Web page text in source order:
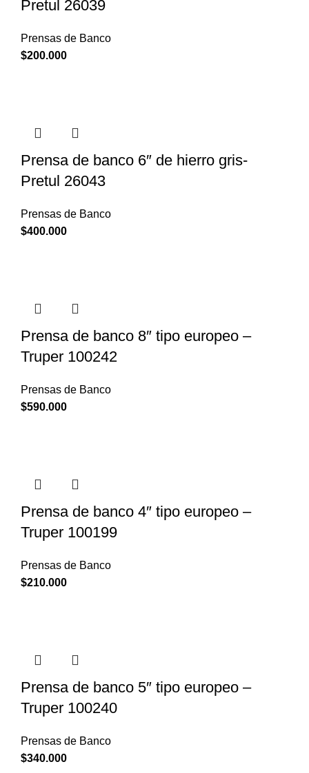
Pretul 26039
Prensas de Banco
$200.000
Prensa de banco 6″ de hierro gris-
Pretul 26043
Prensas de Banco
$400.000
Prensa de banco 8″ tipo europeo –
Truper 100242
Prensas de Banco
$590.000
Prensa de banco 4″ tipo europeo –
Truper 100199
Prensas de Banco
$210.000
Prensa de banco 5″ tipo europeo –
Truper 100240
Prensas de Banco
$340.000